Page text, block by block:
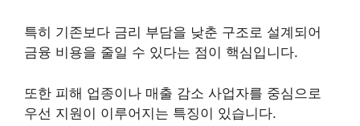
특히 기존보다 금리 부담을 낮춘 구조로 설계되어
금융 비용을 줄일 수 있다는 점이 핵심입니다.
또한 피해 업종이나 매출 감소 사업자를 중심으로
우선 지원이 이루어지는 특징이 있습니다.